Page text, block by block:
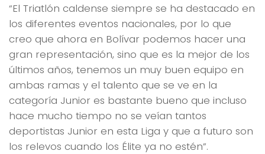
“El Triatlón caldense siempre se ha destacado en
los diferentes eventos nacionales, por lo que
creo que ahora en Bolívar podemos hacer una
gran representación, sino que es la mejor de los
últimos años, tenemos un muy buen equipo en
ambas ramas y el talento que se ve en la
categoría Junior es bastante bueno que incluso
hace mucho tiempo no se veían tantos
deportistas Junior en esta Liga y que a futuro son
los relevos cuando los Élite ya no estén”.